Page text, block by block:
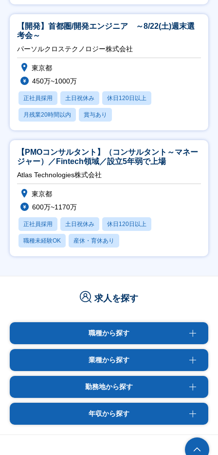
【開発】首都圏/開発エンジニア ～8/22(土)週末選
考会～
パーソルクロステクノロジー株式会社
東京都
450万~1000万
正社員採用 土日祝休み 休日120日以上
月残業20時間以内 賞与あり
【PMOコンサルタント】（コンサルタント～マネー
ジャー）／Fintech領域／設立5年弱で上場
Atlas Technologies株式会社
東京都
600万~1170万
正社員採用 土日祝休み 休日120日以上
職種未経験OK 産休・育休あり
求人を探す
職種から探す
業種から探す
勤務地から探す
年収から探す